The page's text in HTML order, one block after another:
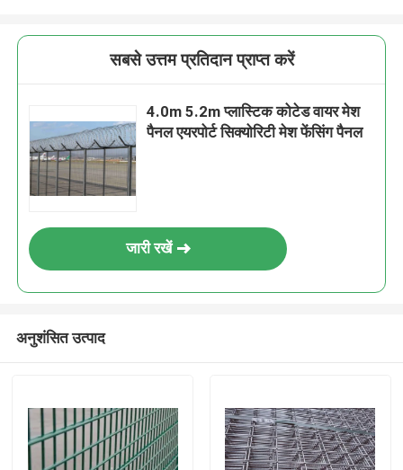
सबसे उत्तम प्रतिदान प्राप्त करें
4.0m 5.2m प्लास्टिक कोटेड वायर मेश
पैनल एयरपोर्ट सिक्योरिटी मेश फेंसिंग पैनल
जारी रखें
अनुशंसित उत्पाद